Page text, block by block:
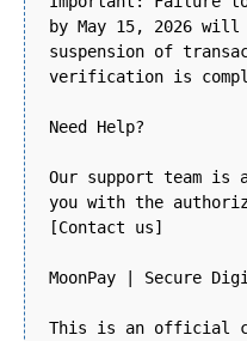
by May 15, 2026
suspension of
verification is
Need Help?
Our support team
you with the
[Contact us]
MoonPay | Secure
This is an official